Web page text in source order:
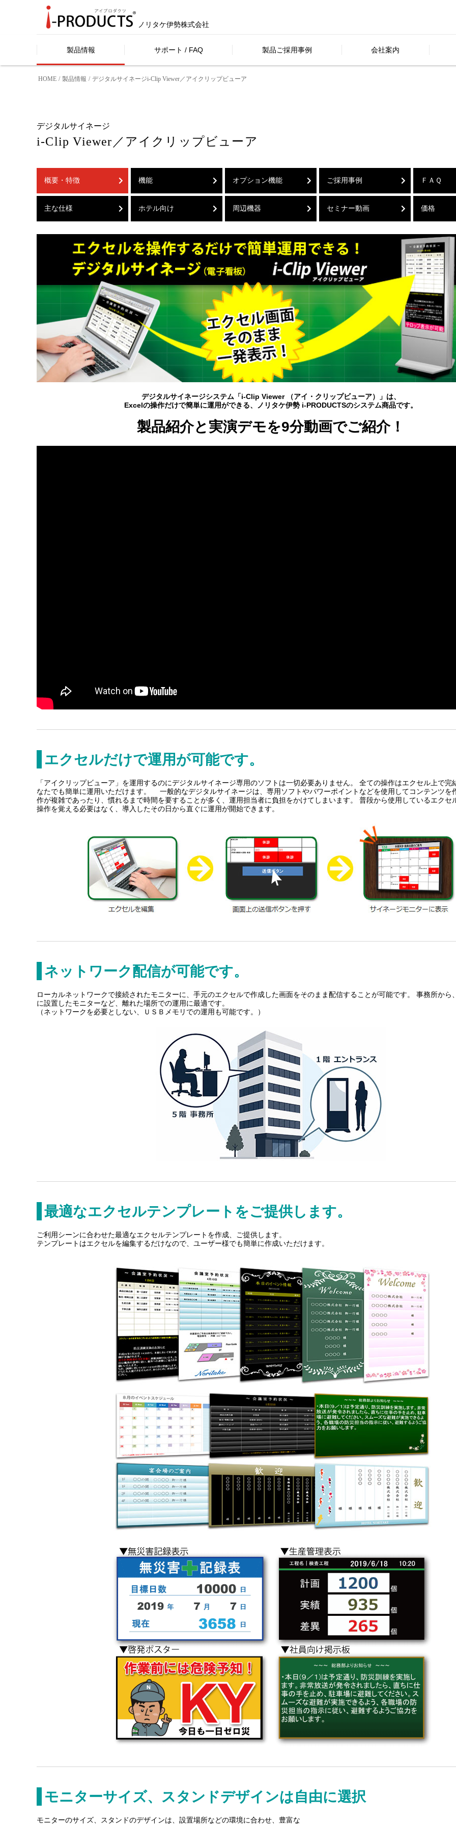
ノリタケ伊勢株式会社
製品情報 サポート / FAQ 製品ご採用事例 会社案内
HOME 製品情報 デジタルサイネージi-Clip Viewer／アイクリップビューア
デジタルサイネージ
i-Clip Viewer／アイクリップビューア
概要・特徴 機能 オプション機能 ご採用事例 ＦＡＱ
主な仕様 ホテル向け 周辺機器 セミナー動画 価格
デジタルサイネージシステム「i-Clip Viewer （アイ・クリップビューア）」は、
Excelの操作だけで簡単に運用ができる、ノリタケ伊勢 i-PRODUCTSのシステム商品です。
製品紹介と実演デモを9分動画でご紹介！
エクセルだけで運用が可能です。
「アイクリップビューア」を運用するのにデジタルサイネージ専用のソフトは一切必要ありません。 全ての操作はエクセル上で完
なたでも簡単に運用いただけます。 一般的なデジタルサイネージは、専用ソフトやパワーポイントなどを使用してコンテンツを
作が複雑であったり、慣れるまで時間を要することが多く、運用担当者に負担をかけてしまいます。 普段から使用しているエクセ
操作を覚える必要はなく、導入したその日から直ぐに運用が開始できます。
ネットワーク配信が可能です。
ローカルネットワークで接続されたモニターに、手元のエクセルで作成した画面をそのまま配信することが可能です。 事務所から
に設置したモニターなど、離れた場所での運用に最適です。
（ネットワークを必要としない、ＵＳＢメモリでの運用も可能です。）
最適なエクセルテンプレートをご提供します。
ご利用シーンに合わせた最適なエクセルテンプレートを作成、ご提供します。
テンプレートはエクセルを編集するだけなので、ユーザー様でも簡単に作成いただけます。
モニターサイズ、スタンドデザインは自由に選択
モニターのサイズ、スタンドのデザインは、設置場所などの環境に合わせ、豊富な